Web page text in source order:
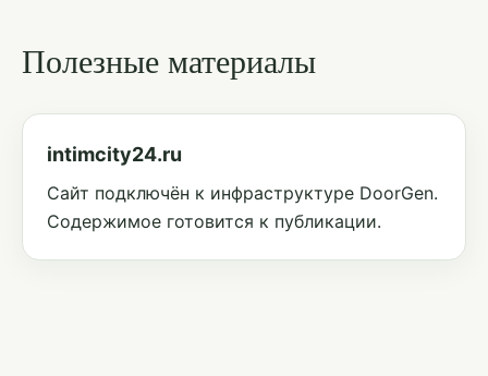
Полезные материалы
intimcity24.ru
Сайт подключён к инфраструктуре DoorGen.
Содержимое готовится к публикации.